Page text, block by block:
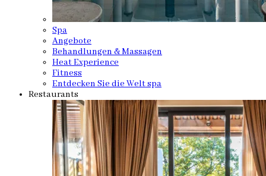
Spa
Angebote
Behandlungen & Massagen
Heat Experience
Fitness
Entdecken Sie die Welt spa
Restaurants